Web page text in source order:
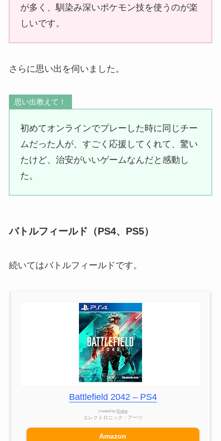
が多く、馴染み深いポケモン技を使うのが楽
しいです。
さらに思い出を伺いました。
思い出教えて！
初めてオンラインでプレーした時に同じチー
ムだった人が、すごく応援してくれて、驚い
たけど、治安がいいゲームなんだと感動し
た。
バトルフィールド（PS4、PS5）
続いてはバトルフィールドです。
Battlefield 2042 – PS4
created by Rinker
エレクトロニック・アーツ
Amazon